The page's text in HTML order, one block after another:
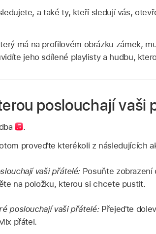
a také ty, kteří sledují vás,
má na profilovém obrázku zámek,
jeho sdílené playlisty a hudbu,
poslouchají vaši
.
proveďte kterékoli z následujících
vaši přátelé: Posuňte
na položku, kterou si chcete pustit.
poslouchají vaši přátelé: Přejeďte
přátel.